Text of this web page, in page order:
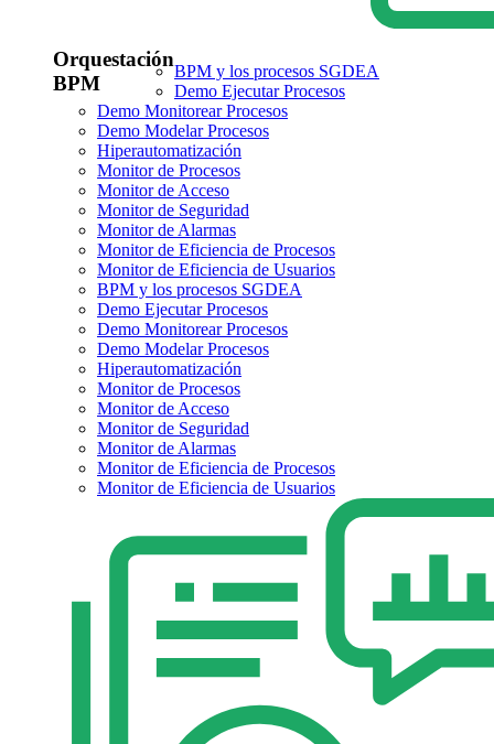
Orquestación
BPM
BPM y los procesos SGDEA
Demo Ejecutar Procesos
Demo Monitorear Procesos
Demo Modelar Procesos
Hiperautomatización
Monitor de Procesos
Monitor de Acceso
Monitor de Seguridad
Monitor de Alarmas
Monitor de Eficiencia de Procesos
Monitor de Eficiencia de Usuarios
BPM y los procesos SGDEA
Demo Ejecutar Procesos
Demo Monitorear Procesos
Demo Modelar Procesos
Hiperautomatización
Monitor de Procesos
Monitor de Acceso
Monitor de Seguridad
Monitor de Alarmas
Monitor de Eficiencia de Procesos
Monitor de Eficiencia de Usuarios